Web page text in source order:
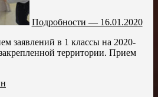
Подробности — 16.01.2020
заявлений в 1 классы на 2020-
территории. Прием